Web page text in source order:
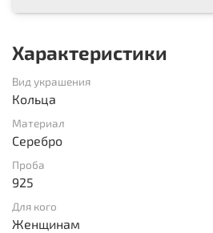
Характеристики
Вид украшения
Кольца
Материал
Серебро
Проба
925
Для кого
Женщинам